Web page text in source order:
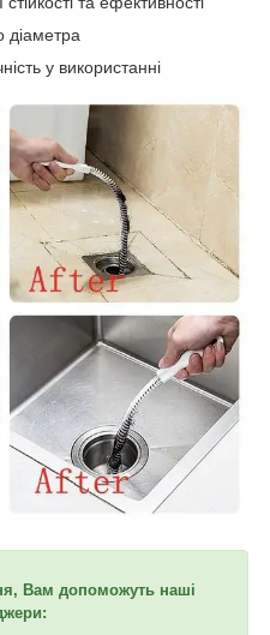
діаметра
у використанні
Вам допоможуть наші